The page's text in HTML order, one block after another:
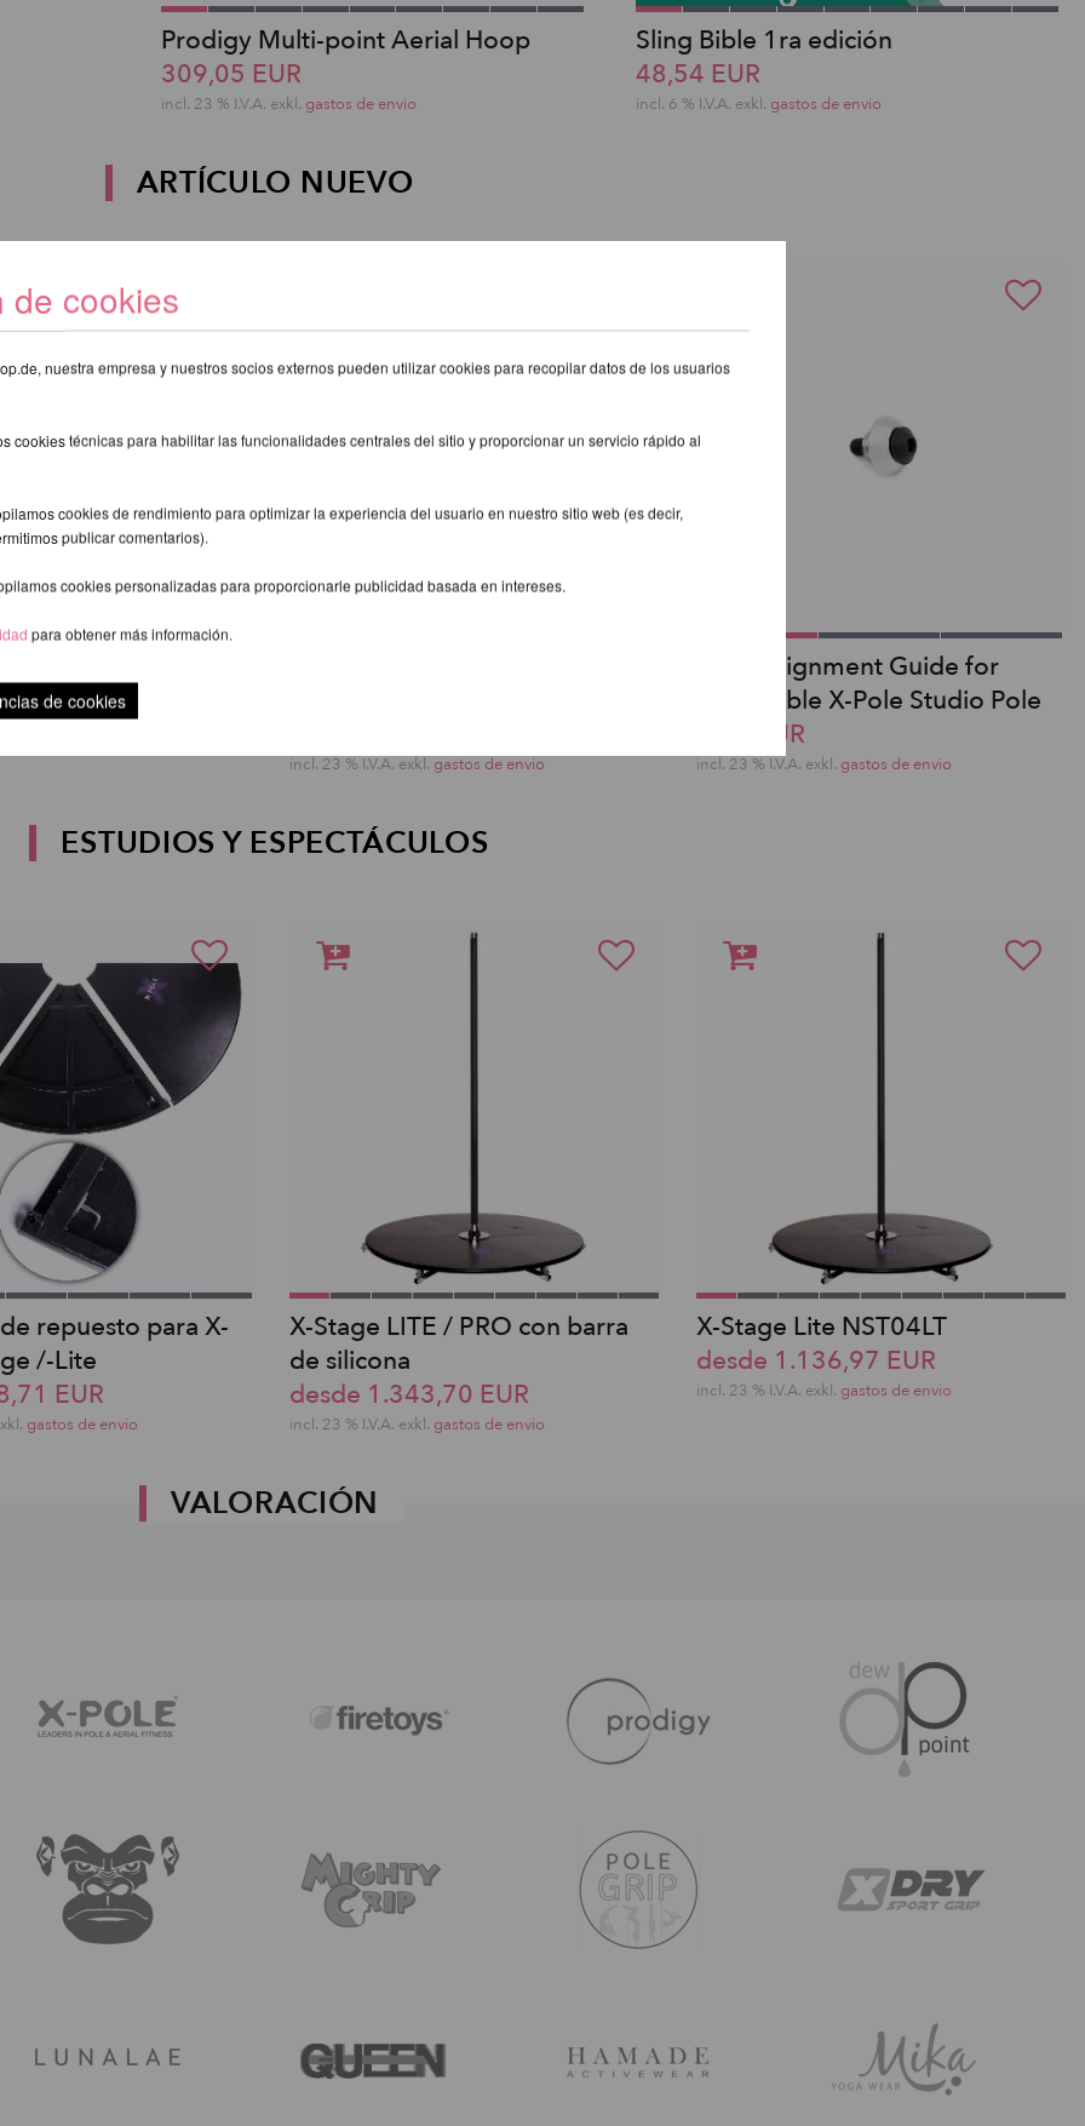
Prodigy Multi-point Aerial Hoop
309,05 EUR
incl. 23 % I.V.A. exkl. gastos de envio
Sling Bible 1ra edición
48,54 EUR
incl. 6 % I.V.A. exkl. gastos de envio
ARTÍCULO NUEVO
EUR
incl. 23 % I.V.A. exkl. gastos de envio
Shaft Alignment Guide for
removable X-Pole Studio Pole
9,30 EUR
incl. 23 % I.V.A. exkl. gastos de envio
ESTUDIOS Y ESPECTÁCULOS
repuesto para X-
/-Lite
EUR
gastos de envio
X-Stage LITE / PRO con barra
de silicona
desde 1.343,70 EUR
incl. 23 % I.V.A. exkl. gastos de envio
X-Stage Lite NST04LT
desde 1.136,97 EUR
incl. 23 % I.V.A. exkl. gastos de envio
VALORACIÓN
de cookies
nuestra empresa y nuestros socios externos pueden utilizar cookies para recopilar datos de los usuarios
cookies técnicas para habilitar las funcionalidades centrales del sitio y proporcionar un servicio rápido al
cookies de rendimiento para optimizar la experiencia del usuario en nuestro sitio web (es decir,
publicar comentarios).
cookies personalizadas para proporcionarle publicidad basada en intereses.
para obtener más información.
de cookies